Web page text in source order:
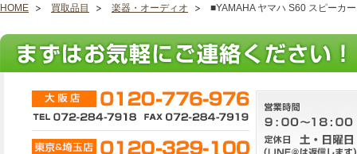
HOME 買取品目 楽器・オーディオ ■YAMAHA ヤマハ S60 スピーカ